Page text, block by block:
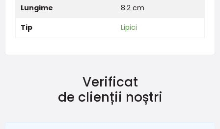
Lungime
8.2 cm
Tip
Lipici
Verificat
de clienții noștri